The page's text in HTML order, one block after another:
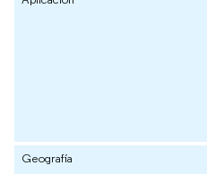
Geografía